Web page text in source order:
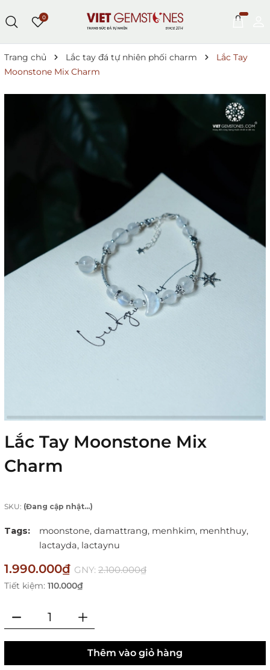
0
Trang chủ Lắc tay đá tự nhiên phối charm
Lắc Tay
Moonstone Mix Charm
Lắc Tay Moonstone Mix
Charm
SKU: (Đang cập nhật...)
Tags: moonstone, damattrang, menhkim, menhthuy,
lactayda, lactaynu
1.990.000₫ GNY: 2.100.000₫
Tiết kiệm: 110.000₫
Thêm vào giỏ hàng